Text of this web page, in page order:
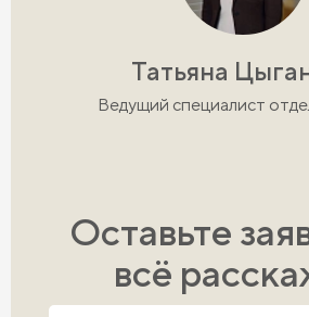
Татьяна
Ведущий специалист
Оставьте
всё